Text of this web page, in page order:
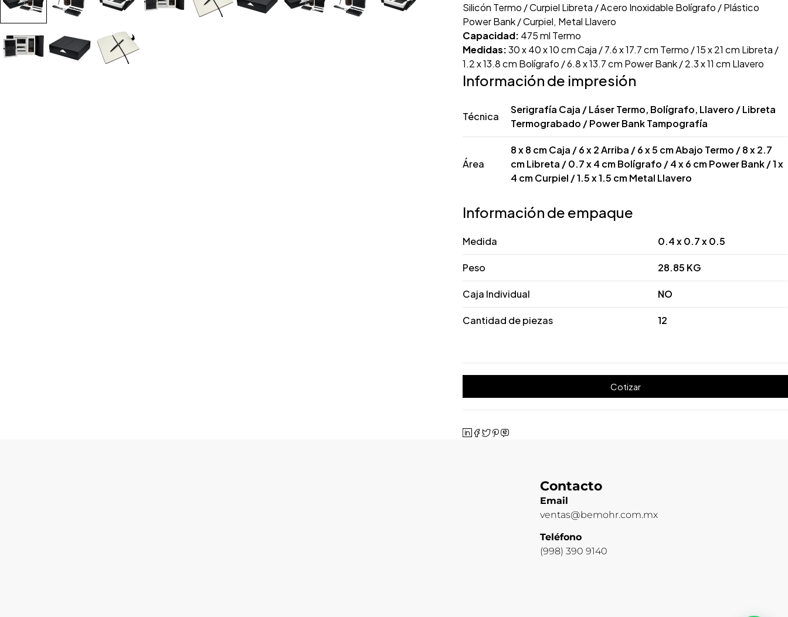
Silicón Termo / Curpiel Libreta / Acero Inoxidable Bolígrafo / Plástico
Power Bank / Curpiel, Metal Llavero
Capacidad: 475 ml Termo
Medidas:30 x 40 x 10 cm Caja / 7.6 x 17.7 cm Termo / 15 x 21 cm Libreta /
1.2 x 13.8 cm Bolígrafo / 6.8 x 13.7 cm Power Bank / 2.3 x 11 cm Llavero
Información de impresión
Técnica
Serigrafía Caja / Láser Termo, Bolígrafo, Llavero / Libreta
Termograbado / Power Bank Tampografía
Área
8 x 8 cm Caja / 6 x 2 Arriba / 6 x 5 cm Abajo Termo / 8 x 2.7
cm Libreta / 0.7 x 4 cm Bolígrafo / 4 x 6 cm Power Bank / 1 x
4 cm Curpiel / 1.5 x 1.5 cm Metal Llavero
Información de empaque
Medida 0.4 x 0.7 x 0.5
Peso 28.85 KG
Caja Individual NO
Cantidad de piezas 12
Cotizar
Contacto
Email
ventas@bemohr.com.mx
Teléfono
(998) 390 9140